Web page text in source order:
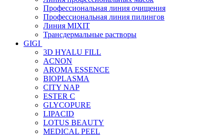
Профессиональная линия очищения
Профессиональная линия пилингов
Линия MIXIT
Трансдермальные растворы
GIGI
3D HYALU FILL
ACNON
AROMA ESSENCE
BIOPLASMA
CITY NAP
ESTER C
GLYCOPURE
LIPACID
LOTUS BEAUTY
MEDICAL PEEL